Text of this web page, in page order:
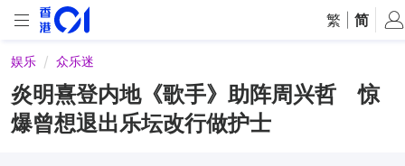
繁 简
娱乐 众乐迷
炎明熹登内地《歌手》助阵周兴哲 惊
爆曾想退出乐坛改行做护士